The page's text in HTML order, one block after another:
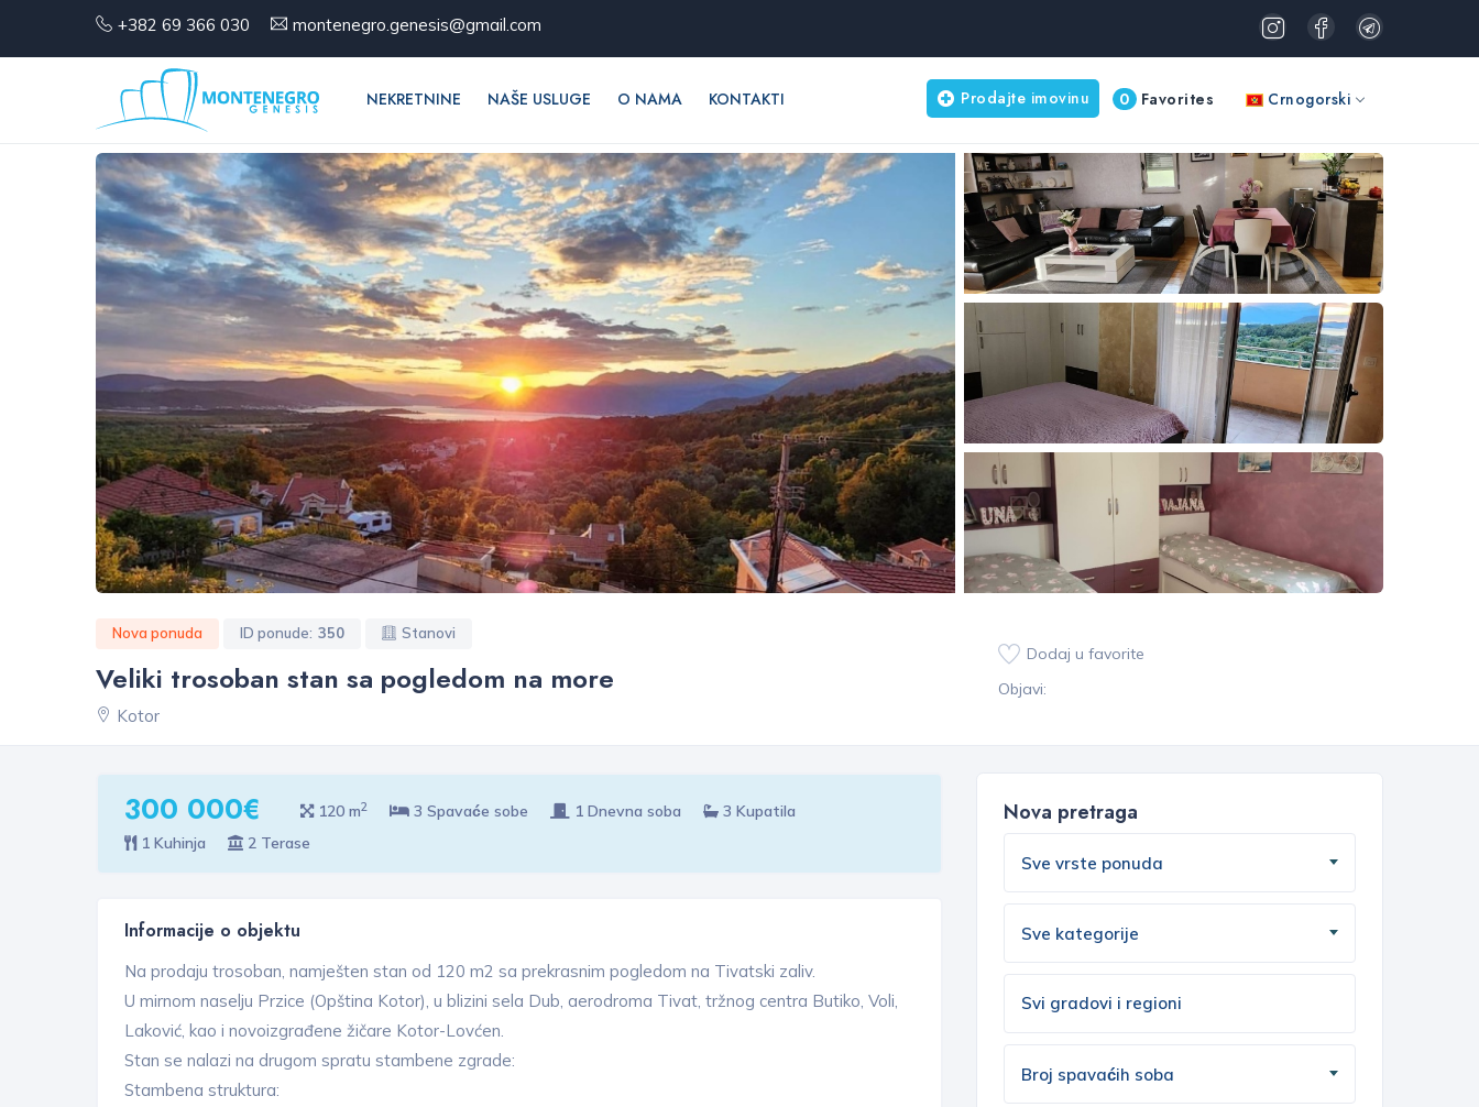
+382 69 366 030 montenegro.genesis@gmail.com
NEKRETNINE NAŠE USLUGE O NAMA KONTAKTI 0 Favorites Crnogorski
Prodajte imovinu
Nova ponuda ID ponude: 350 Stanovi
Veliki trosoban stan sa pogledom na more
Kotor
Dodaj u favorite
Objavi:
300 000€ 120 m2 3 Spavaće sobe 1 Dnevna soba
3 Kupatila
1 Kuhinja
2 Terase
Informacije o objektu
Na prodaju trosoban, namješten stan od 120 m2 sa prekrasnim pogledom na Tivatski zaliv.
U mirnom naselju Przice (Opština Kotor), u blizini sela Dub, aerodroma Tivat, tržnog centra Butiko, Voli,
Laković, kao i novoizgrađene žičare Kotor-Lovćen.
Stan se nalazi na drugom spratu stambene zgrade:
Stambena struktura:
Nova pretraga
Sve vrste ponuda
Sve kategorije
Broj spavaćih soba